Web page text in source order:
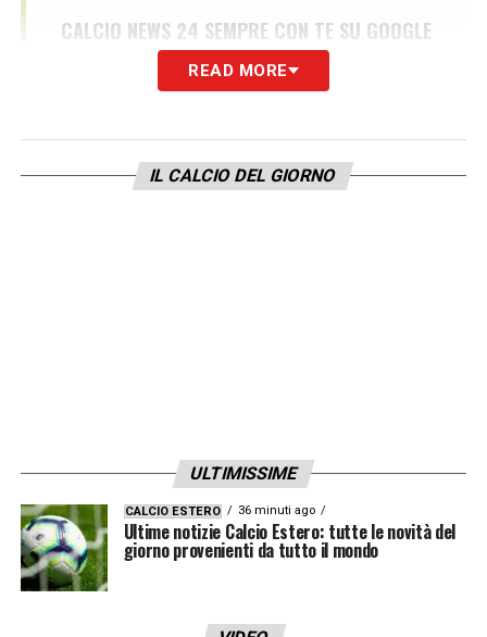
CALCIO NEWS 24 SEMPRE CON TE SU GOOGLE
Seguici su Google News per non
perdere nemmeno una notizia di
reale.
anche in fase difensiva. Sfiora persino la doppietta
e calcia addirittura in fallo laterale. In ogni caso,
grande personalità.
Thibaut Courtois (Belgio):
READ MORE
IL CALCIO DEL GIORNO
ULTIMISSIME
CALCIO ESTERO 36 minuti ago
Ultime notizie Calcio Estero: tutte le novità del
giorno provenienti da tutto il mondo